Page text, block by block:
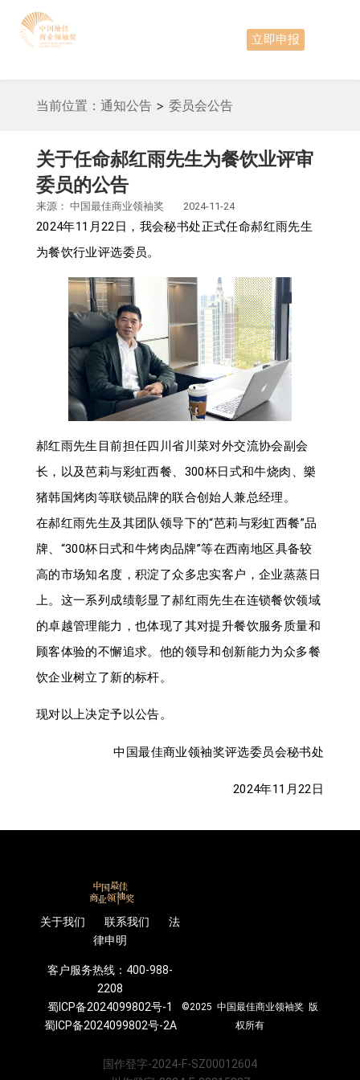
立即申报
当前位置： 通知公告> 委员会公告
关于任命郝红雨先生为餐饮业评审
委员的公告
来源： 中国最佳商业领袖奖 2024-11-24
2024年11月22日，我会秘书处正式任命郝红雨先生
为餐饮行业评选委员。
郝红雨先生目前担任四川省川菜对外交流协会副会
长，以及芭莉与彩虹西餐、300杯日式和牛烧肉、樂
猪韩国烤肉等联锁品牌的联合创始人兼总经理。
在郝红雨先生及其团队领导下的“芭莉与彩虹西餐”品
牌、“300杯日式和牛烤肉品牌”等在西南地区具备较
高的市场知名度，积淀了众多忠实客户，企业蒸蒸日
上。这一系列成绩彰显了郝红雨先生在连锁餐饮领域
的卓越管理能力，也体现了其对提升餐饮服务质量和
顾客体验的不懈追求。他的领导和创新能力为众多餐
饮企业树立了新的标杆。
现对以上决定予以公告。
中国最佳商业领袖奖评选委员会秘书处
2024年11月22日
关于我们 联系我们 法
律申明
客户服务热线：400-988-
2208
蜀ICP备2024099802号-1
蜀ICP备2024099802号-2A
©2025 中国最佳商业领袖奖 版
权所有
国作登字-2024-F-SZ00012604